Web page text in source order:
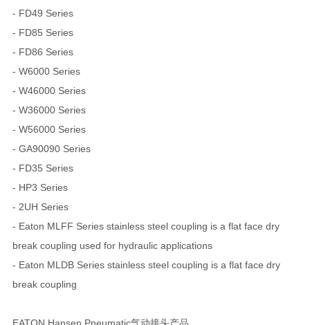
- FD49 Series
- FD85 Series
- FD86 Series
- W6000 Series
- W46000 Series
- W36000 Series
- W56000 Series
- GA90090 Series
- FD35 Series
- HP3 Series
- 2UH Series
- Eaton MLFF Series stainless steel coupling is a flat face dry
break coupling used for hydraulic applications
- Eaton MLDB Series stainless steel coupling is a flat face dry
break coupling
EATON Hansen Pneumatic气动接头产品